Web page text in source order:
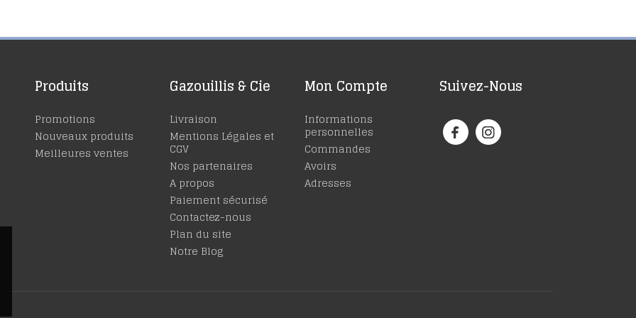
Produits
Promotions
Nouveaux produits
Meilleures ventes
Gazouillis & Cie
Livraison
Mentions Légales et
CGV
Nos partenaires
A propos
Paiement sécurisé
Contactez-nous
Plan du site
Notre Blog
Mon Compte
Informations
personnelles
Commandes
Avoirs
Adresses
Suivez-Nous